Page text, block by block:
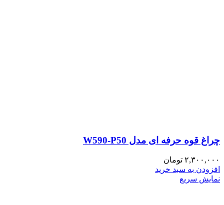
چراغ قوه حرفه ای مدل W590-P50
۲,۳۰۰,۰۰۰ تومان
افزودن به سبد خرید
نمایش سریع